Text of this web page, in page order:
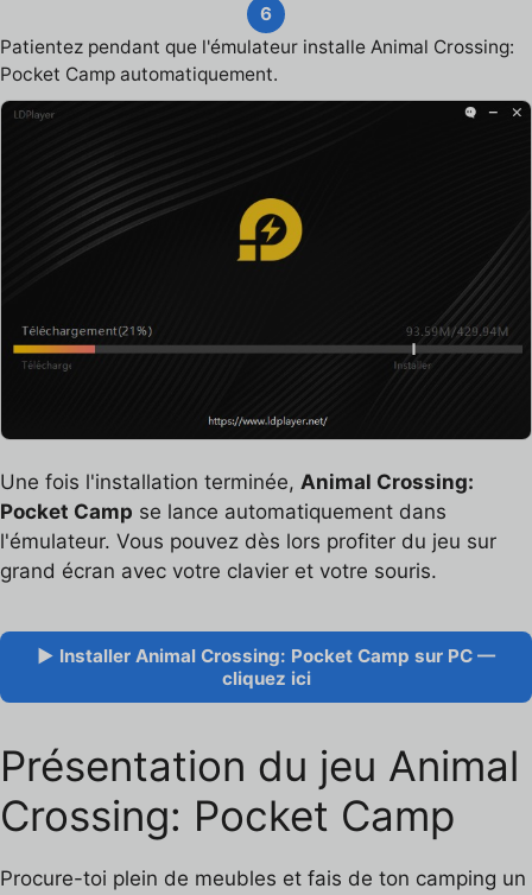
6
Patientez pendant que l'émulateur installe Animal Crossing:
Pocket Camp automatiquement.
Une fois l'installation terminée, Animal Crossing:
Pocket Camp se lance automatiquement dans
l'émulateur. Vous pouvez dès lors profiter du jeu sur
grand écran avec votre clavier et votre souris.
▶ Installer Animal Crossing: Pocket Camp sur PC —
cliquez ici
Présentation du jeu Animal
Crossing: Pocket Camp
Procure-toi plein de meubles et fais de ton camping un